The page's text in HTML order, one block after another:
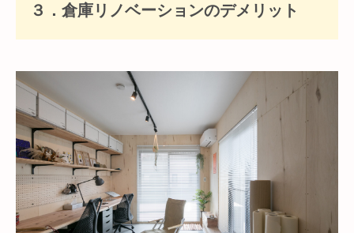
３．倉庫リノベーションのデメリット